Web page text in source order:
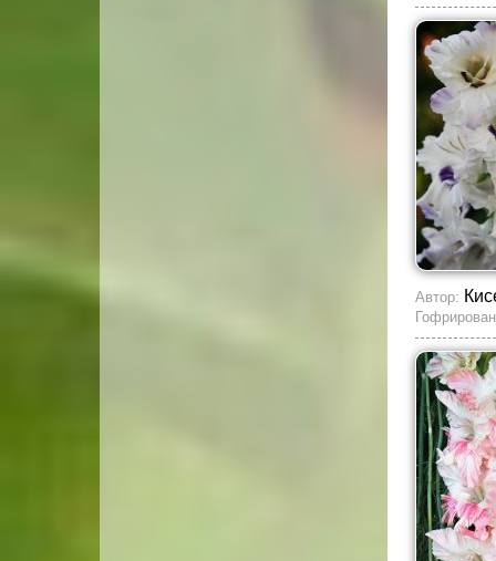
Автор: